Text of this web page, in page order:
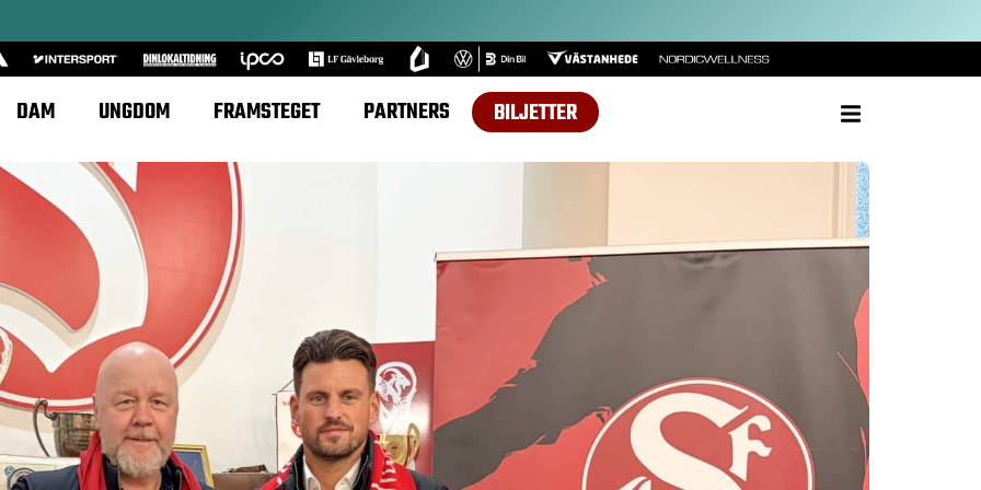
DAM UNGDOM FRAMSTEGET PARTNERS BILJETTER